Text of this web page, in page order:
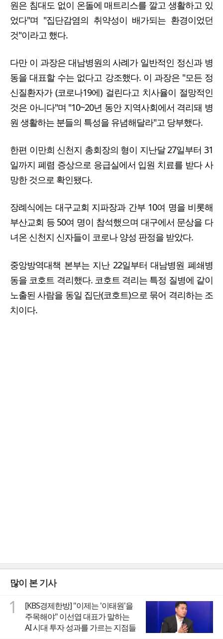
원은 침대도 없이 온돌에 매트리스를 깔고 생활하고 있
었다"며 "집단감염의 취약성이 배가되는 환경이었던
것"이라고 했다.
다만 이 과장은 대남병원의 사례가 일반적인 정신과 병
동을 대표할 수는 없다고 강조했다. 이 과장은 "모든 정
신질환자가 (코로나19에) 걸린다고 치사율이 절망적인
것은 아니다"며 "10~20년 동안 지역사회에서 격리돼 병
원 생활하는 분들의 특성을 유념해달라"고 당부했다.
한편 이만희 신천지 총회장의 형이 지난달 27일부터 31
일까지 폐렴 증상으로 응급실에서 입원 치료를 받다 사
망한 것으로 확인됐다.
장례식에는 대구교회 지파장과 간부 10여 명을 비롯해
부산교회 등 50여 명이 참석했으며 대구에서 문상을 다
녀온 신천지 신자들이 코로나 양성 판정을 받았다.
중앙방역대책 본부는 지난 22일부터 대남병원 폐쇄병
동을 코호트 격리했다. 코호트 격리는 특정 질병에 같이
노출된 사람을 동일 집단(코호트)으로 묶어 격리하는 조
치이다.
많이 본 기사
1
[KBS경제한방] "이제는 '이태원'을
주목해야" 이선엽 대표가 말하는
AI 시대 투자 성과를 가르는 지점들